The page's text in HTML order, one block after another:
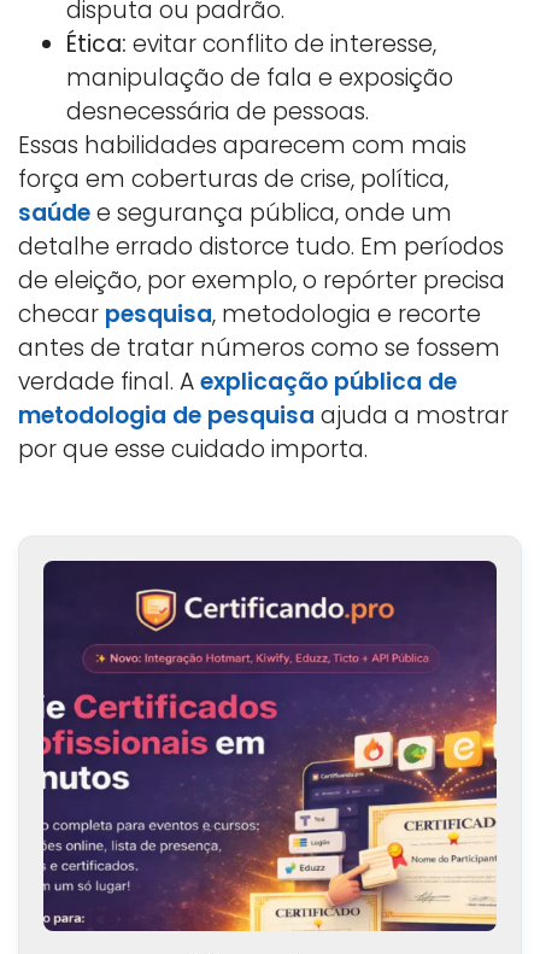
disputa ou padrão.
Ética: evitar conflito de interesse,
manipulação de fala e exposição
desnecessária de pessoas.
Essas habilidades aparecem com mais
força em coberturas de crise, política,
saúdee segurança pública, onde um
detalhe errado distorce tudo. Em períodos
de eleição, por exemplo, o repórter precisa
checar pesquisa, metodologia e recorte
antes de tratar números como se fossem
verdade final. Aexplicação pública de
metodologia de pesquisa ajuda a mostrar
por que esse cuidado importa.